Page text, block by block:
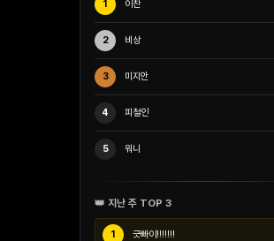
1 이찬
2 비상
3 미지안
4 피철인
5 워니
👑 지난 주 TOP 3
1 긋빠이!!!!!!!